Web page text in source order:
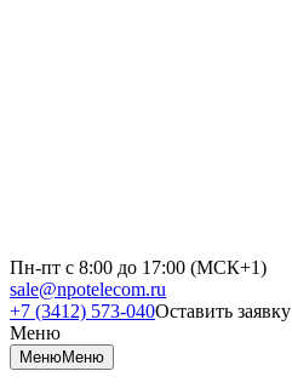
Пн-пт с 8:00 до 17:00 (МСК+1)
sale@npotelecom.ru
+7 (3412) 573-040Оставить заявку
Меню
МенюМеню